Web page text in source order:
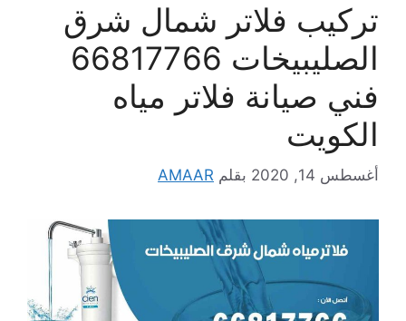
تركيب فلاتر شمال شرق
الصليبيخات 66817766
فني صيانة فلاتر مياه
الكويت
أغسطس 14, 2020 بقلم AMAAR